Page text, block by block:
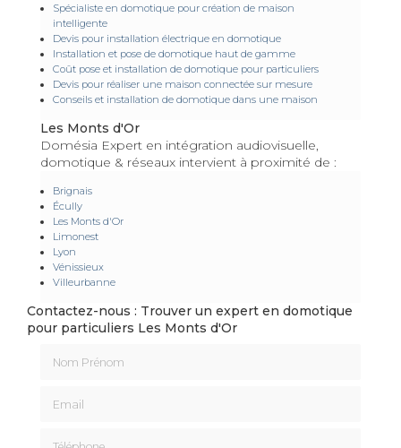
Spécialiste en domotique pour création de maison
intelligente
Devis pour installation électrique en domotique
Installation et pose de domotique haut de gamme
Coût pose et installation de domotique pour particuliers
Devis pour réaliser une maison connectée sur mesure
Conseils et installation de domotique dans une maison
Les Monts d'Or
Domésia Expert en intégration audiovisuelle,
domotique & réseaux intervient à proximité de :
Brignais
Écully
Les Monts d'Or
Limonest
Lyon
Vénissieux
Villeurbanne
Contactez-nous : Trouver un expert en domotique
pour particuliers Les Monts d'Or